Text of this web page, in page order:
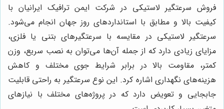
فروش سرعتگیر لاستیکی در شرکت ایمن ترافیک ایرانیان با
کیفیت بالا و مطابق با استانداردهای روز جهان انجام می‌شود.
سرعتگیر لاستیکی در مقایسه با سرعتگیرهای بتنی یا فلزی،
مزایای زیادی دارد که از جمله آن‌ها می‌توان به نصب سریع، وزن
کمتر، مقاومت بالا در برابر شرایط جوی مختلف و کاهش
هزینه‌های نگهداری اشاره کرد. این نوع سرعتگیر به راحتی قابلیت
جابجایی و تعویض دارد که در پروژه‌های مختلف با نیازهای